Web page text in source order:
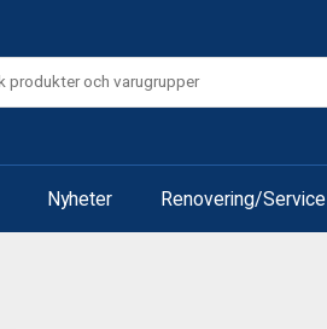
Nyheter Renovering/Service